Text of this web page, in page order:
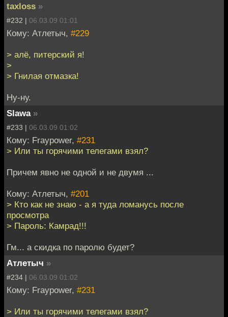
taxloss »
#232 | 06.03.09 01:01
Кому: Атлетыч, #229
> алё, питерский я!
>
> Гнилая отмазка!
Ну-ну.
Slawa »
#233 | 06.03.09 01:02
Кому: Fraypower, #231
> Или ты горячими телегами взял?
Причем явно не одной и не двумя ...
Кому: Атлетыч, #201
> Кто как не знаю - а я туда ломанусь после
просмотра
> Пароль: Камрад!!!
Гм... а скидка по паролю будет?
Атлетыч »
#234 | 06.03.09 01:02
Кому: Fraypower, #231
> Или ты горячими телегами взял?